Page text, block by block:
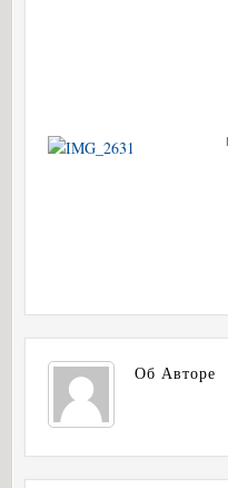
Об Авторе